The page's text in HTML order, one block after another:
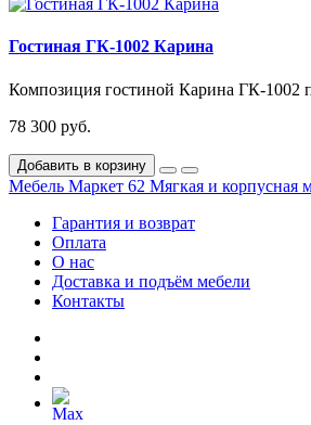
Гостиная ГК-1002 Карина
Композиция гостиной Карина ГК-1002
78 300 руб.
Добавить в корзину
Мебель Маркет 62 Мягкая и корпусная
Гарантия и возврат
Оплата
О нас
Доставка и подъём мебели
Контакты